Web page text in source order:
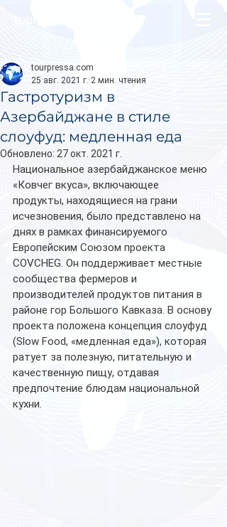
Гастротуризм в
Азербайджане в стиле
слоуфуд: медленная еда
tourpressa.com
25 авг. 2021 г. 2 мин. чтения
Обновлено: 27 окт. 2021 г.
Национальное азербайджанское меню
«Ковчег вкуса», включающее
продукты, находящиеся на грани
исчезновения, было представлено на
днях в рамках финансируемого
Европейским Союзом проекта
COVCHEG. Он поддерживает местные
сообщества фермеров и
производителей продуктов питания в
районе гор Большого Кавказа. В основу
проекта положена концепция слоуфуд
(Slow Food, «медленная еда»), которая
ратует за полезную, питательную и
качественную пищу, отдавая
предпочтение блюдам национальной
кухни.